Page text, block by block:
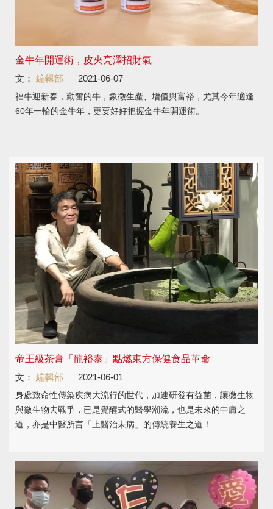
金牛年開運術，皮夾亮澤招財氣
文： 編輯部 2021-06-07
福牛迎新春，勤奮的牛，象徵生產、增值與富裕，尤其今年適逢
60年一輪的金牛年，更要好好把握金牛年開運術。
帝王級茶膏「龍裕泰」點燃東方保健食品革命
文： 編輯部 2021-06-01
身處致命性傳染疾病大流行的世代，加速研發有益菌，讓微生物
與微生物去戰爭，已是覺醒式的醫學潮流，也是未來的中庸之
道，亦是中醫所言「上醫治未病」的傳統養生之道！